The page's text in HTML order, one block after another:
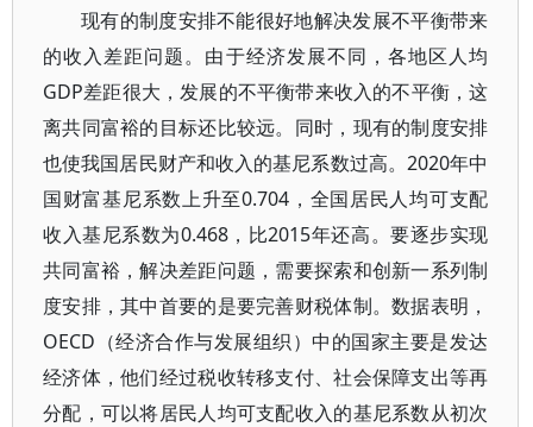
现有的制度安排不能很好地解决发展不平衡带来
的收入差距问题。由于经济发展不同，各地区人均
GDP差距很大，发展的不平衡带来收入的不平衡，这
离共同富裕的目标还比较远。同时，现有的制度安排
也使我国居民财产和收入的基尼系数过高。2020年中
国财富基尼系数上升至0.704，全国居民人均可支配
收入基尼系数为0.468，比2015年还高。要逐步实现
共同富裕，解决差距问题，需要探索和创新一系列制
度安排，其中首要的是要完善财税体制。数据表明，
OECD（经济合作与发展组织）中的国家主要是发达
经济体，他们经过税收转移支付、社会保障支出等再
分配，可以将居民人均可支配收入的基尼系数从初次